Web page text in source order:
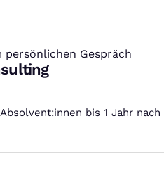
Gespräch
bis 1 Jahr nach